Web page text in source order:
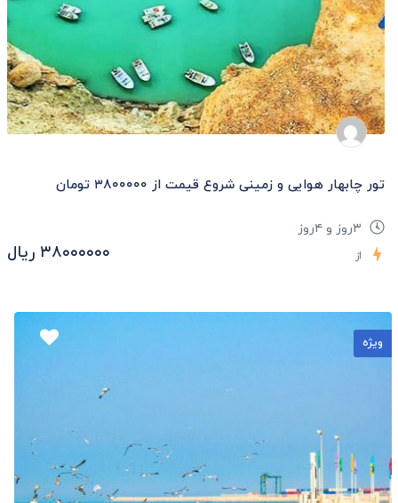
تور چابهار هوایی و زمینی شروع قیمت از ۳۸۰۰۰۰۰ تومان
از ۳۸۰۰۰۰۰۰ ریال
ویژه